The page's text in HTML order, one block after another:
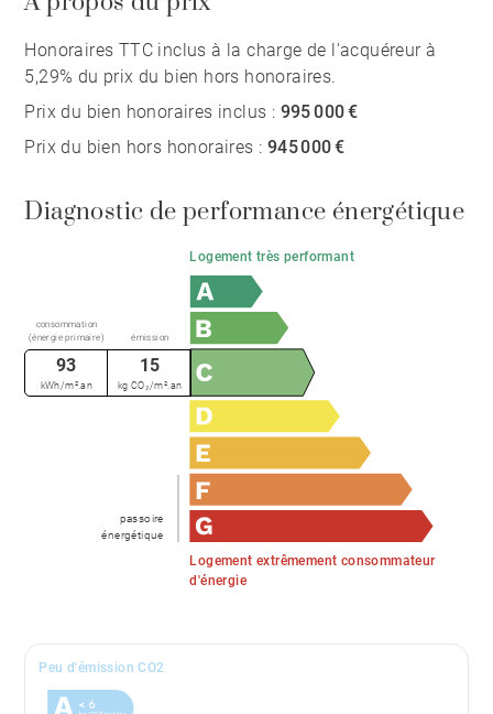
Honoraires TTC inclus à la charge de l'acquéreur à
5,29% du prix du bien hors honoraires.
Prix du bien honoraires inclus : 995 000 €
Prix du bien hors honoraires : 945 000 €
Diagnostic de performance énergétique
Logement très performant
Logement extrêmement consommateur
d'énergie
passoire
énergétique
consommation
(énergie primaire)
émission
93
kWh/m².an
15
kg CO₂/m².an
Peu d'émission CO2